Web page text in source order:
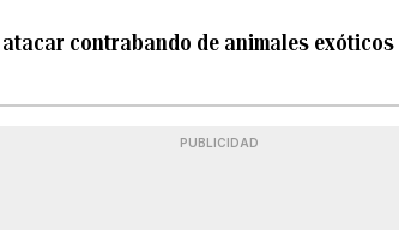
contrabando de animales exóticos
PUBLICIDAD